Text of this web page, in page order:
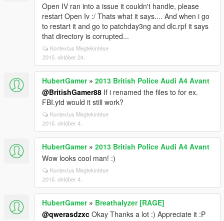
Open IV ran into a issue it couldn't handle, please
restart Open Iv :/ Thats what it says.... And when i go
to restart it and go to patchday3ng and dlc.rpf it says
that directory is corrupted...
Kontextus Megtekintése
2015. október 24.
HubertGamer» 2013 British Police Audi A4 Avant
@BritishGamer88 If i renamed the files to for ex.
FBI.ytd would it still work?
Kontextus Megtekintése
2015. október 4.
HubertGamer» 2013 British Police Audi A4 Avant
Wow looks cool man! :)
Kontextus Megtekintése
2015. október 4.
HubertGamer» Breathalyzer [RAGE]
@qwerasdzxc Okay Thanks a lot :) Appreciate it :P